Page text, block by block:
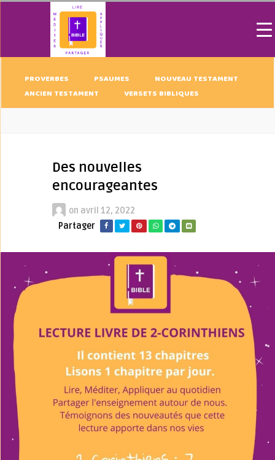
PROVERBES PSAUMES
NOUVEAU TESTAMENT
ANCIEN TESTAMENT
VERSETS BIBLIQUES
Des nouvelles
encourageantes
on avril 12, 2022
Partager